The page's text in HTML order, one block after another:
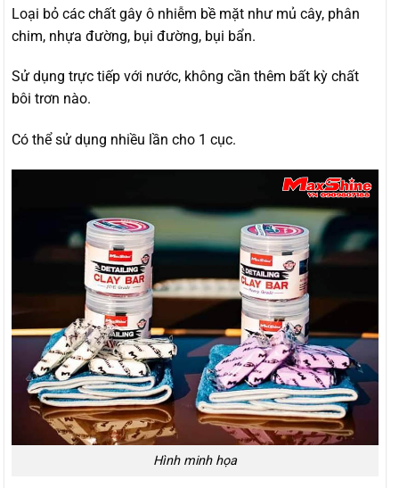
Loại bỏ các chất gây ô nhiễm bề mặt như mủ cây, phân
chim, nhựa đường, bụi đường, bụi bẩn.
Sử dụng trực tiếp với nước, không cần thêm bất kỳ chất
bôi trơn nào.
Có thể sử dụng nhiều lần cho 1 cục.
Hình minh họa